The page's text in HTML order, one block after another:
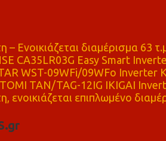
– Ενοικιάζεται διαμέρισμα 63
CA35LR03G Easy Smart
WST-09WFi/09WFo Inverter
TAN/TAG-12IG IKIGAI
ενοικιάζεται επιπλωμένο